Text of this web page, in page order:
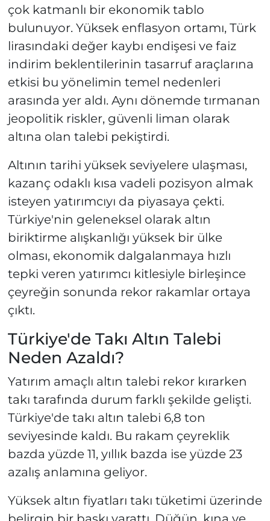
çok katmanlı bir ekonomik tablo
bulunuyor. Yüksek enflasyon ortamı, Türk
lirasındaki değer kaybı endişesi ve faiz
indirim beklentilerinin tasarruf araçlarına
etkisi bu yönelimin temel nedenleri
arasında yer aldı. Aynı dönemde tırmanan
jeopolitik riskler, güvenli liman olarak
altına olan talebi pekiştirdi.
Altının tarihi yüksek seviyelere ulaşması,
kazanç odaklı kısa vadeli pozisyon almak
isteyen yatırımcıyı da piyasaya çekti.
Türkiye'nin geleneksel olarak altın
biriktirme alışkanlığı yüksek bir ülke
olması, ekonomik dalgalanmaya hızlı
tepki veren yatırımcı kitlesiyle birleşince
çeyreğin sonunda rekor rakamlar ortaya
çıktı.
Türkiye'de Takı Altın Talebi
Neden Azaldı?
Yatırım amaçlı altın talebi rekor kırarken
takı tarafında durum farklı şekilde gelişti.
Türkiye'de takı altın talebi 6,8 ton
seviyesinde kaldı. Bu rakam çeyreklik
bazda yüzde 11, yıllık bazda ise yüzde 23
azalış anlamına geliyor.
Yüksek altın fiyatları takı tüketimi üzerinde